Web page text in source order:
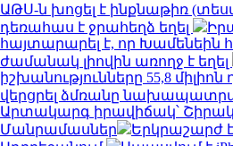
ԱԹՍ-ն խոցել է ինքնաթիռ
դեռահաս է ջրահեղձ եղել
հայտարարել է, որ Խամենեին
ժամանակ լիովին առողջ է եղել
իշխանությունները 55,8
վերցրել ձմռանը
Արտակարգ իրավիճակ՝
Մանրամասներ
Երկրաշարժ